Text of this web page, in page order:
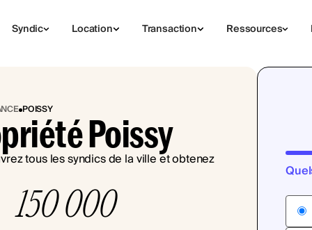
Syndic Location Transaction Ressources
POISSY
Poissy
150 000